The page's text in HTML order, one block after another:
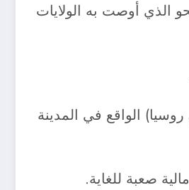
الذي أوصت به الولايات
الواقع في المدينة
صعبة للغاية.